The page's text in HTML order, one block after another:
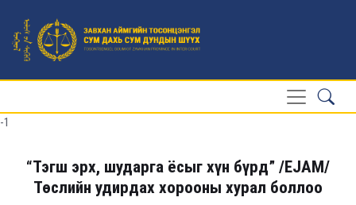
-1
“Тэгш эрх, шударга ёсыг хүн бүрд” /EJAM/
Төслийн удирдах хорооны хурал боллоо